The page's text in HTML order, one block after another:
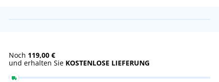
Noch 119,00 €
und erhalten Sie KOSTENLOSE LIEFERUNG